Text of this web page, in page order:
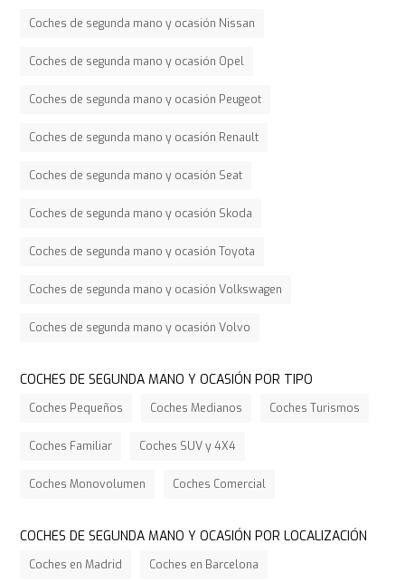
Coches de segunda mano y ocasión Nissan
Coches de segunda mano y ocasión Opel
Coches de segunda mano y ocasión Peugeot
Coches de segunda mano y ocasión Renault
Coches de segunda mano y ocasión Seat
Coches de segunda mano y ocasión Skoda
Coches de segunda mano y ocasión Toyota
Coches de segunda mano y ocasión Volkswagen
Coches de segunda mano y ocasión Volvo
COCHES DE SEGUNDA MANO Y OCASIÓN POR TIPO
Coches Pequeños Coches Medianos Coches Turismos
Coches Familiar Coches SUV y 4X4
Coches Monovolumen Coches Comercial
COCHES DE SEGUNDA MANO Y OCASIÓN POR LOCALIZACIÓN
Coches en Madrid Coches en Barcelona